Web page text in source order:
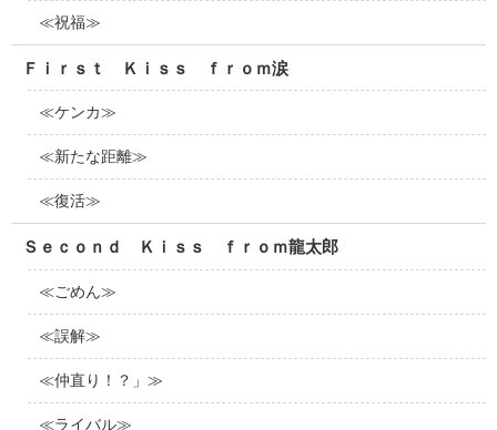
≪祝福≫
Ｆｉｒｓｔ Ｋｉｓｓ ｆｒｏｍ涙
≪ケンカ≫
≪新たな距離≫
≪復活≫
Ｓｅｃｏｎｄ Ｋｉｓｓ ｆｒｏｍ龍太郎
≪ごめん≫
≪誤解≫
≪仲直り！？」≫
≪ライバル≫